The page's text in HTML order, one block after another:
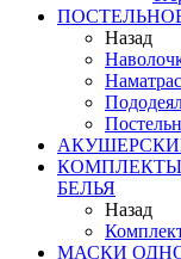
Назад
КОМПЛЕКТЫ
БЕЛЬЯ
Назад
МАСКИ